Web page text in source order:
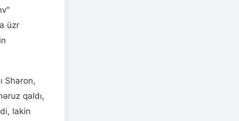
üzr
Sharon,
qaldı,
lakin